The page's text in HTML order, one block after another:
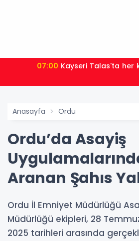
07:00 Kayseri Talas'ta her
Anasayfa Ordu
Ordu’da Asayiş
Aranan Şahıs
Ordu İl Emniyet Müdürlüğü
Müdürlüğü ekipleri, 28
2025 tarihleri arasında